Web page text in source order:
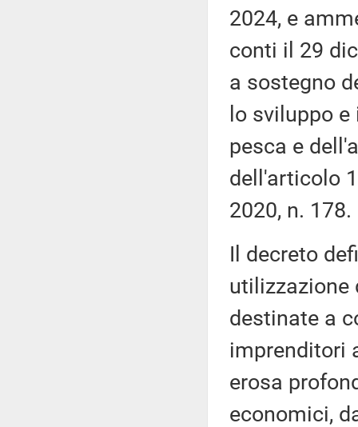
2024, e
conti il 29
a sostegno
lo sviluppo
pesca e
dell'articolo
2020, n. 178.
Il decreto
utilizzazione
destinate a
imprenditori
erosa
economici,